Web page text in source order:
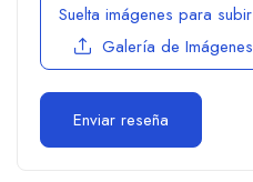
Suelta imágenes para subir
Galería de Imágenes